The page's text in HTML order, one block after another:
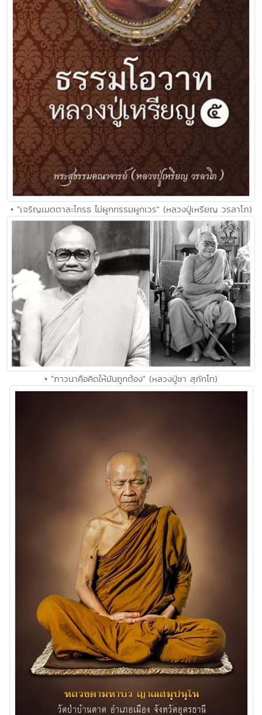
• "เจริญเมตตาละโกรธ ไม่ผูกกรรมผูกเวร" (หลวงปู่เหรียญ วรลาโภ)
• "ภาวนาคือคิดให้มันถูกต้อง" (หลวงปู่ชา สุภัทโท)